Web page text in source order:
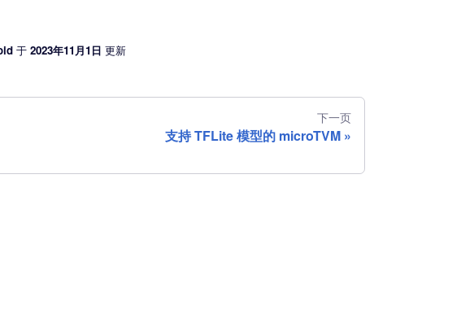
于 2023年11月1日 更新
下一页
支持 TFLite 模型的 microTVM